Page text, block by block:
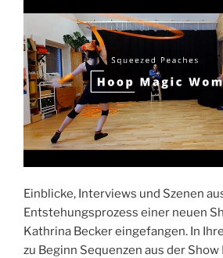
Einblicke, Interviews und Szenen
Entstehungsprozess einer neuen
Kathrina Becker eingefangen. In
zu Beginn Sequenzen aus der